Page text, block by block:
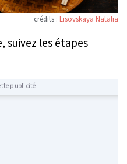
crédits : Lisovskaya Natalia
suivez les étapes
publicité